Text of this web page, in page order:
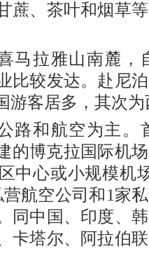
蔗、茶叶和烟草
马拉雅山南麓，
比较发达。赴尼
游客居多，其次
路和航空为主。
的博克拉国际机
中心或小规模机
航空公司和1家
同中国、印度、
卡塔尔、阿拉伯